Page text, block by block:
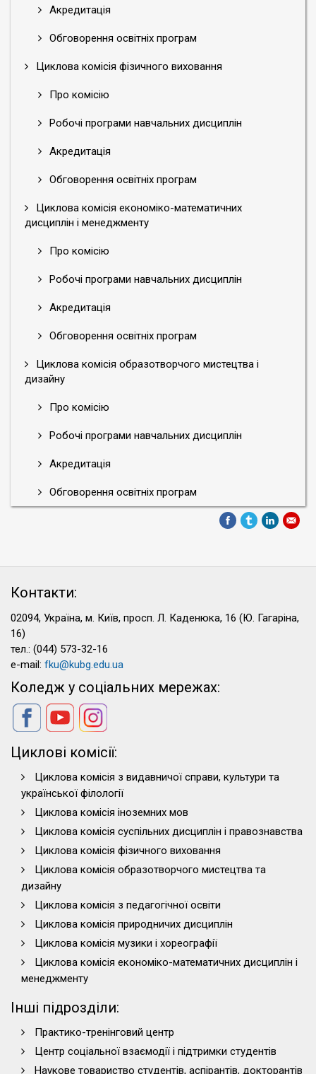
Акредитація
Обговорення освітніх програм
Циклова комісія фізичного виховання
Про комісію
Робочі програми навчальних дисциплін
Акредитація
Обговорення освітніх програм
Циклова комісія економіко-математичних
дисциплін і менеджменту
Про комісію
Робочі програми навчальних дисциплін
Акредитація
Обговорення освітніх програм
Циклова комісія образотворчого мистецтва і
дизайну
Про комісію
Робочі програми навчальних дисциплін
Акредитація
Обговорення освітніх програм
Контакти:
02094, Україна, м. Київ, просп. Л. Каденюка, 16 (Ю. Гагаріна,
16)
тел.: (044) 573-32-16
e-mail: fku@kubg.edu.ua
Коледж у соціальних мережах:
Циклові комісії:
Циклова комісія з видавничої справи, культури та
української філології
Циклова комісія іноземних мов
Циклова комісія суспільних дисциплін і правознавства
Циклова комісія фізичного виховання
Циклова комісія образотворчого мистецтва та
дизайну
Циклова комісія з педагогічної освіти
Циклова комісія природничих дисциплін
Циклова комісія музики і хореографії
Циклова комісія економіко-математичних дисциплін і
менеджменту
Інші підрозділи:
Практико-тренінговий центр
Центр соціальної взаємодії і підтримки студентів
Наукове товариство студентів, аспірантів, докторантів